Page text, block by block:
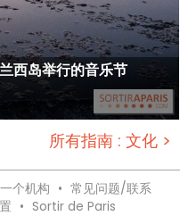
西岛举行的音乐节
所有指南 : 文化 >
个机构 • 常见问题/联系
• Sortir de Paris